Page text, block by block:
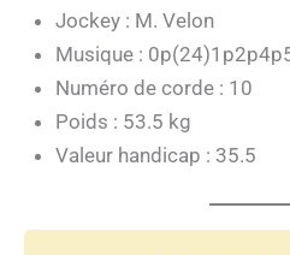
Jockey : M. Velon
Musique :
Numéro de corde : 10
Poids : 53.5 kg
Valeur handicap : 35.5